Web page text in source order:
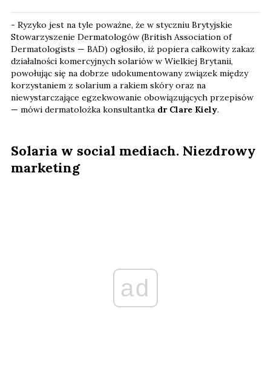
- Ryzyko jest na tyle poważne, że w styczniu Brytyjskie
Stowarzyszenie Dermatologów (British Association of
Dermatologists — BAD) ogłosiło, iż popiera całkowity zakaz
działalności komercyjnych solariów w Wielkiej Brytanii,
powołując się na dobrze udokumentowany związek między
korzystaniem z solarium a rakiem skóry oraz na
niewystarczające egzekwowanie obowiązujących przepisów
— mówi dermatolożka konsultantka dr Clare Kiely.
Solaria w social mediach. Niezdrowy
marketing
ad